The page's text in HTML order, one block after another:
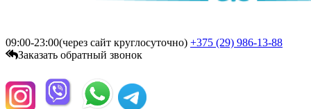
09:00-23:00(через сайт круглосуточно) +375 (29) 986-13-88
Заказать обратный звонок